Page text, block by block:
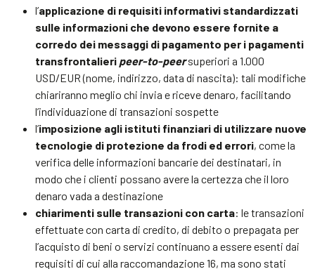
l’applicazione di requisiti informativi standardizzati
sulle informazioni che devono essere fornite a
corredo dei messaggi di pagamento per i pagamenti
transfrontalieri peer-to-peersuperiori a 1.000
USD/EUR (nome, indirizzo, data di nascita): tali modifiche
chiariranno meglio chi invia e riceve denaro, facilitando
l’individuazione di transazioni sospette
l’imposizione agli istituti finanziari di utilizzare nuove
tecnologie di protezione da frodi ed errori, come la
verifica delle informazioni bancarie dei destinatari, in
modo che i clienti possano avere la certezza che il loro
denaro vada a destinazione
chiarimenti sulle transazioni con carta: le transazioni
effettuate con carta di credito, di debito o prepagata per
l’acquisto di beni o servizi continuano a essere esenti dai
requisiti di cui alla raccomandazione 16, ma sono stati